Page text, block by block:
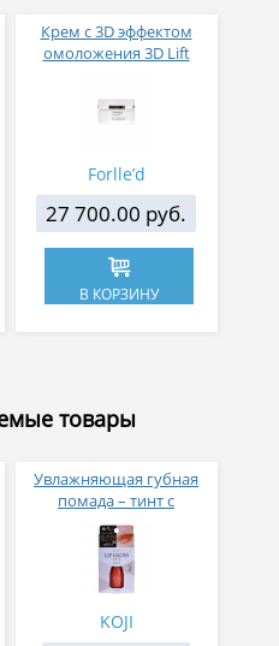
Крем с 3D эффектом
омоложения 3D Lift
Forlle’d
27 700.00 руб.
В КОРЗИНУ
товары
Увлажняющая губная
помада – тинт с
аппликатором KOJI,
Красно-оранжевый
KOJI